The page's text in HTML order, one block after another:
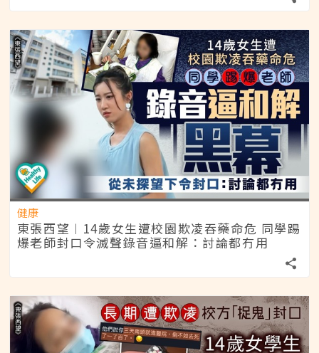
健康
東張西望︱14歲女生遭校園欺凌吞藥命危 同學踢
爆老師封口令滅聲錄音逼和解：討論都冇用